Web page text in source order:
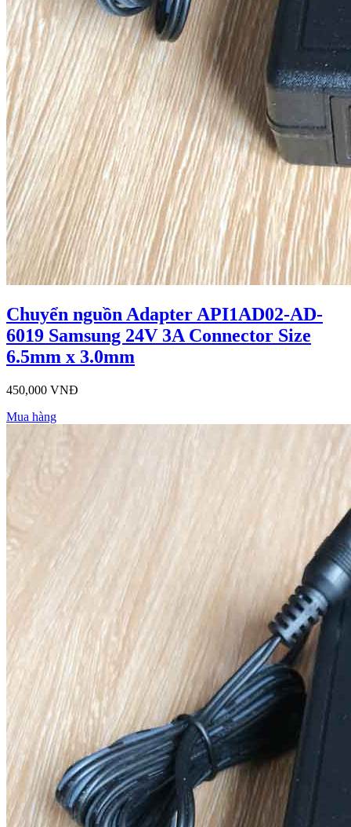
Chuyển nguồn Adapter API1AD02-AD-
6019 Samsung 24V 3A Connector Size
6.5mm x 3.0mm
450,000 VNĐ
Mua hàng